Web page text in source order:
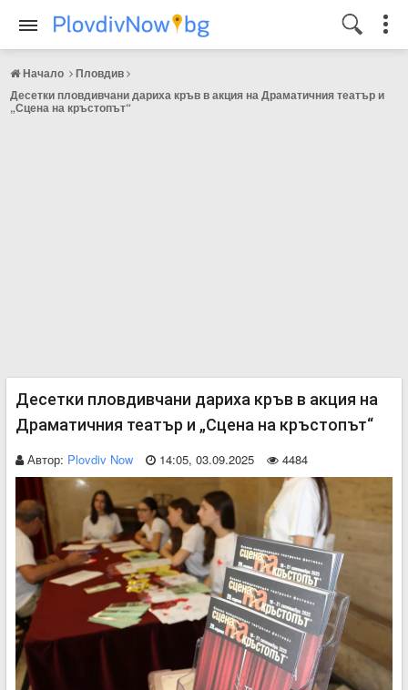
Начало
Пловдив
Десетки пловдивчани дариха кръв в акция на Драматичния театър и
„Сцена на кръстопът“
Десетки пловдивчани дариха кръв в акция на
Драматичния театър и „Сцена на кръстопът“
Автор: Plovdiv Now 14:05, 03.09.2025 4484